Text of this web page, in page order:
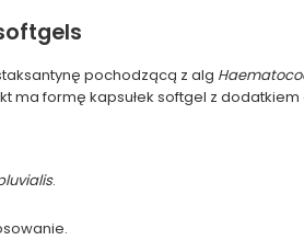
pochodzącą z alg
formę kapsułek softgel z
.